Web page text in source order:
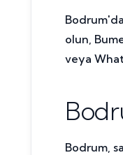
olun,
veya
Bodrum,